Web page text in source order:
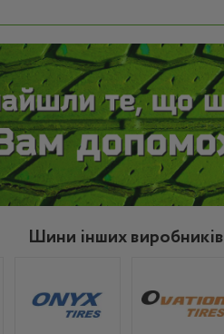
Шини інших виробників